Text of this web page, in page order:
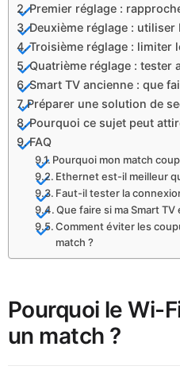
Premier réglage :
Deuxième réglage :
Troisième réglage : limiter
Quatrième réglage : tester
Smart TV ancienne : que
Préparer une solution de
Pourquoi ce sujet peut
FAQ
Pourquoi mon match
Ethernet est-il meilleur
Faut-il tester la
Que faire si ma Smart TV
Comment éviter les
match ?
Pourquoi le Wi-
un match ?